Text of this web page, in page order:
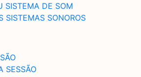
SISTEMA DE SOM
SISTEMAS SONOROS
SESSÃO